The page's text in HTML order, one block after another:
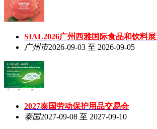
SIAL2026广州西雅国际食品和饮料
广州市2026-09-03 至 2026-09-05
2027泰国劳动保护用品交易会
泰国2027-09-08 至 2027-09-10